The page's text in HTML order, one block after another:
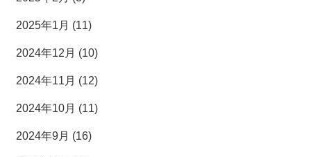
2025年1月 (11)
2024年12月 (10)
2024年11月 (12)
2024年10月 (11)
2024年9月 (16)